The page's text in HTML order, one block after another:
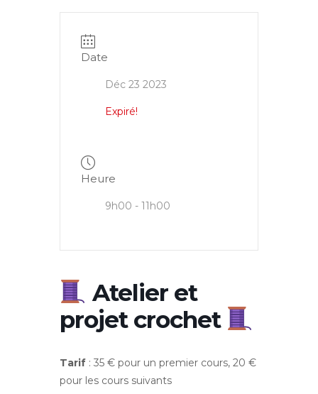
Date
Déc 23 2023
Expiré!
Heure
9h00 - 11h00
Atelier et
projet crochet
Tarif : 35 € pour un premier cours, 20 €
pour les cours suivants